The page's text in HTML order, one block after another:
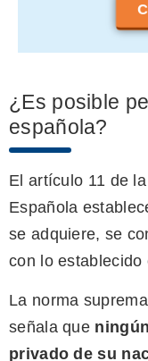
¿Es posible
española?
El artículo 11 de
Española
se adquiere, se
con lo establecido
La norma
señala que
privado de su